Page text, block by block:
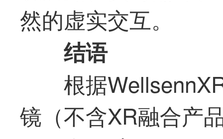
然的虚实交互。
结语
根据
镜（不含XR融合产